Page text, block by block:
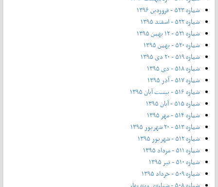
شماره ۵۲۳ - فروردین ۱۳۹۶
شماره ۵۲۲ - اسفند ۱۳۹۵
شماره ۵۲۱ - ۱۲ بهمن ۱۳۹۵
شماره ۵۲۰ - بهمن ۱۳۹۵
شماره ۵۱۹ - ۲۰ دی ۱۳۹۵
شماره ۵۱۸ - دی ۱۳۹۵
شماره ۵۱۷ - آذر ۱۳۹۵
شماره ۵۱۶ - بیست آبان ۱۳۹۵
شماره ۵۱۵ - آبان ۱۳۹۵
شماره ۵۱۴ - مهر ۱۳۹۵
شماره ۵۱۳ - ۲۰ شهریور ۱۳۹۵
شماره ۵۱۲ - شهریور ۱۳۹۵
شماره ۵۱۱ - مرداد ۱۳۹۵
شماره ۵۱۰ - تیر ۱۳۹۵
شماره ۵۰۹ - خرداد ۱۳۹۵